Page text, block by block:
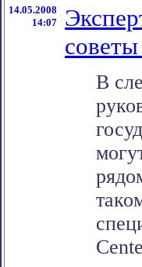
14.05.2008
14:07
В